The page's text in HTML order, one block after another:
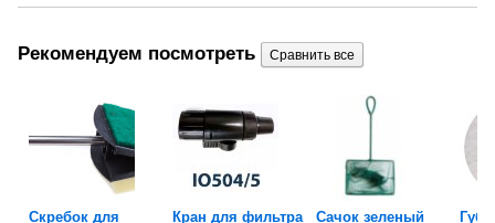
Рекомендуем посмотреть
Скребок для
Кран для фильтра
Сачок зеленый